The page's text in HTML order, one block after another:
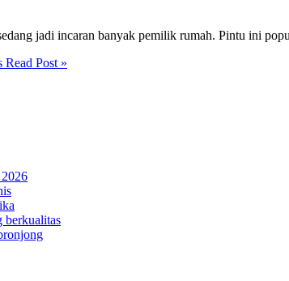
jadi incaran banyak pemilik rumah. Pintu ini
Read Post »
berkualitas